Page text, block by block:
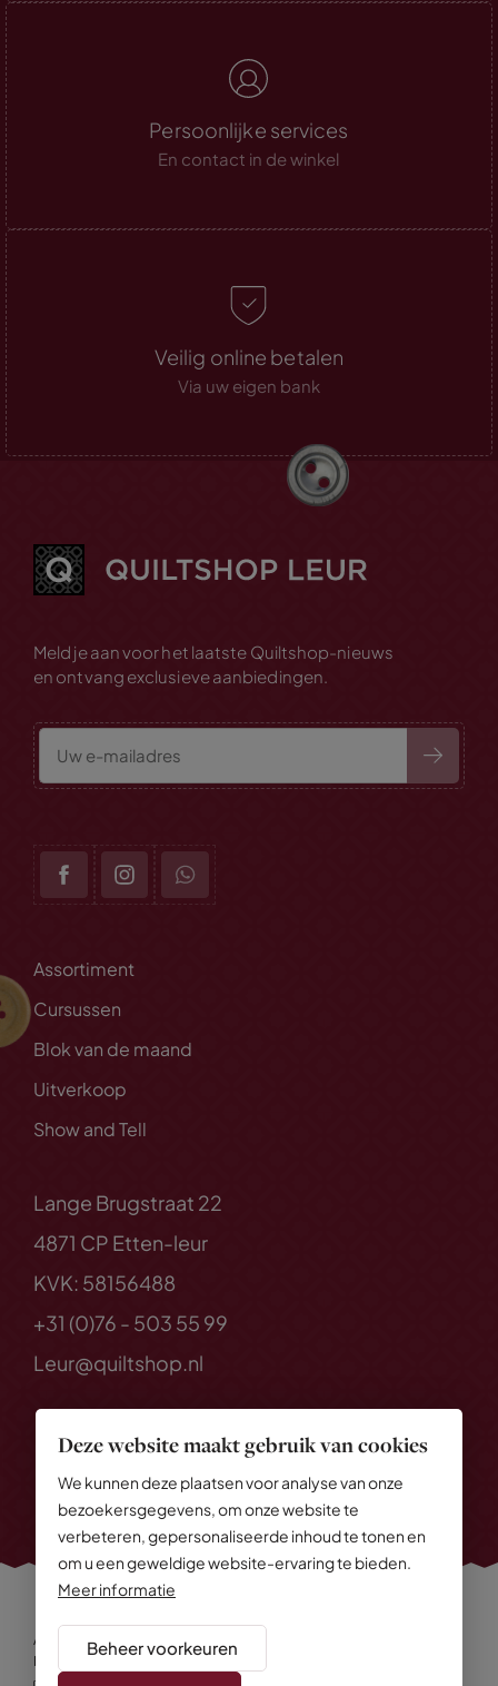
Deze website maakt gebruik van cookies
We kunnen deze plaatsen voor analyse van onze
bezoekersgegevens, om onze website te
verbeteren, gepersonaliseerde inhoud te tonen en
om u een geweldige website-ervaring te bieden.
Meer informatie
Beheer voorkeuren
Persoonlijke services
En contact in de winkel
Veilig online betalen
Via uw eigen bank
Meld je aan voor het laatste Quiltshop-nieuws
en ontvang exclusieve aanbiedingen.
Assortiment
Cursussen
Blok van de maand
Uitverkoop
Show and Tell
Lange Brugstraat 22
4871 CP Etten-leur
KVK: 58156488
+31 (0)76 - 503 55 99
Leur@quiltshop.nl
Alle rechten voorbehouden
Privacy Policy
Algemene voorwaarden